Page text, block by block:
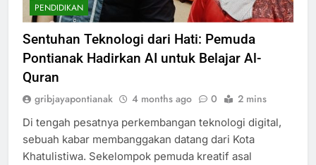
PENDIDIKAN
Sentuhan Teknologi dari Hati: Pemuda
Pontianak Hadirkan AI untuk Belajar Al-
Quran
gribjayapontianak 4 months ago 0 2 mins
Di tengah pesatnya perkembangan teknologi digital,
sebuah kabar membanggakan datang dari Kota
Khatulistiwa. Sekelompok pemuda kreatif asal